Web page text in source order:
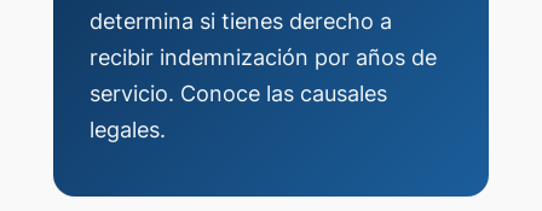
determina si tienes derecho a
recibir indemnización por años de
servicio. Conoce las causales
legales.